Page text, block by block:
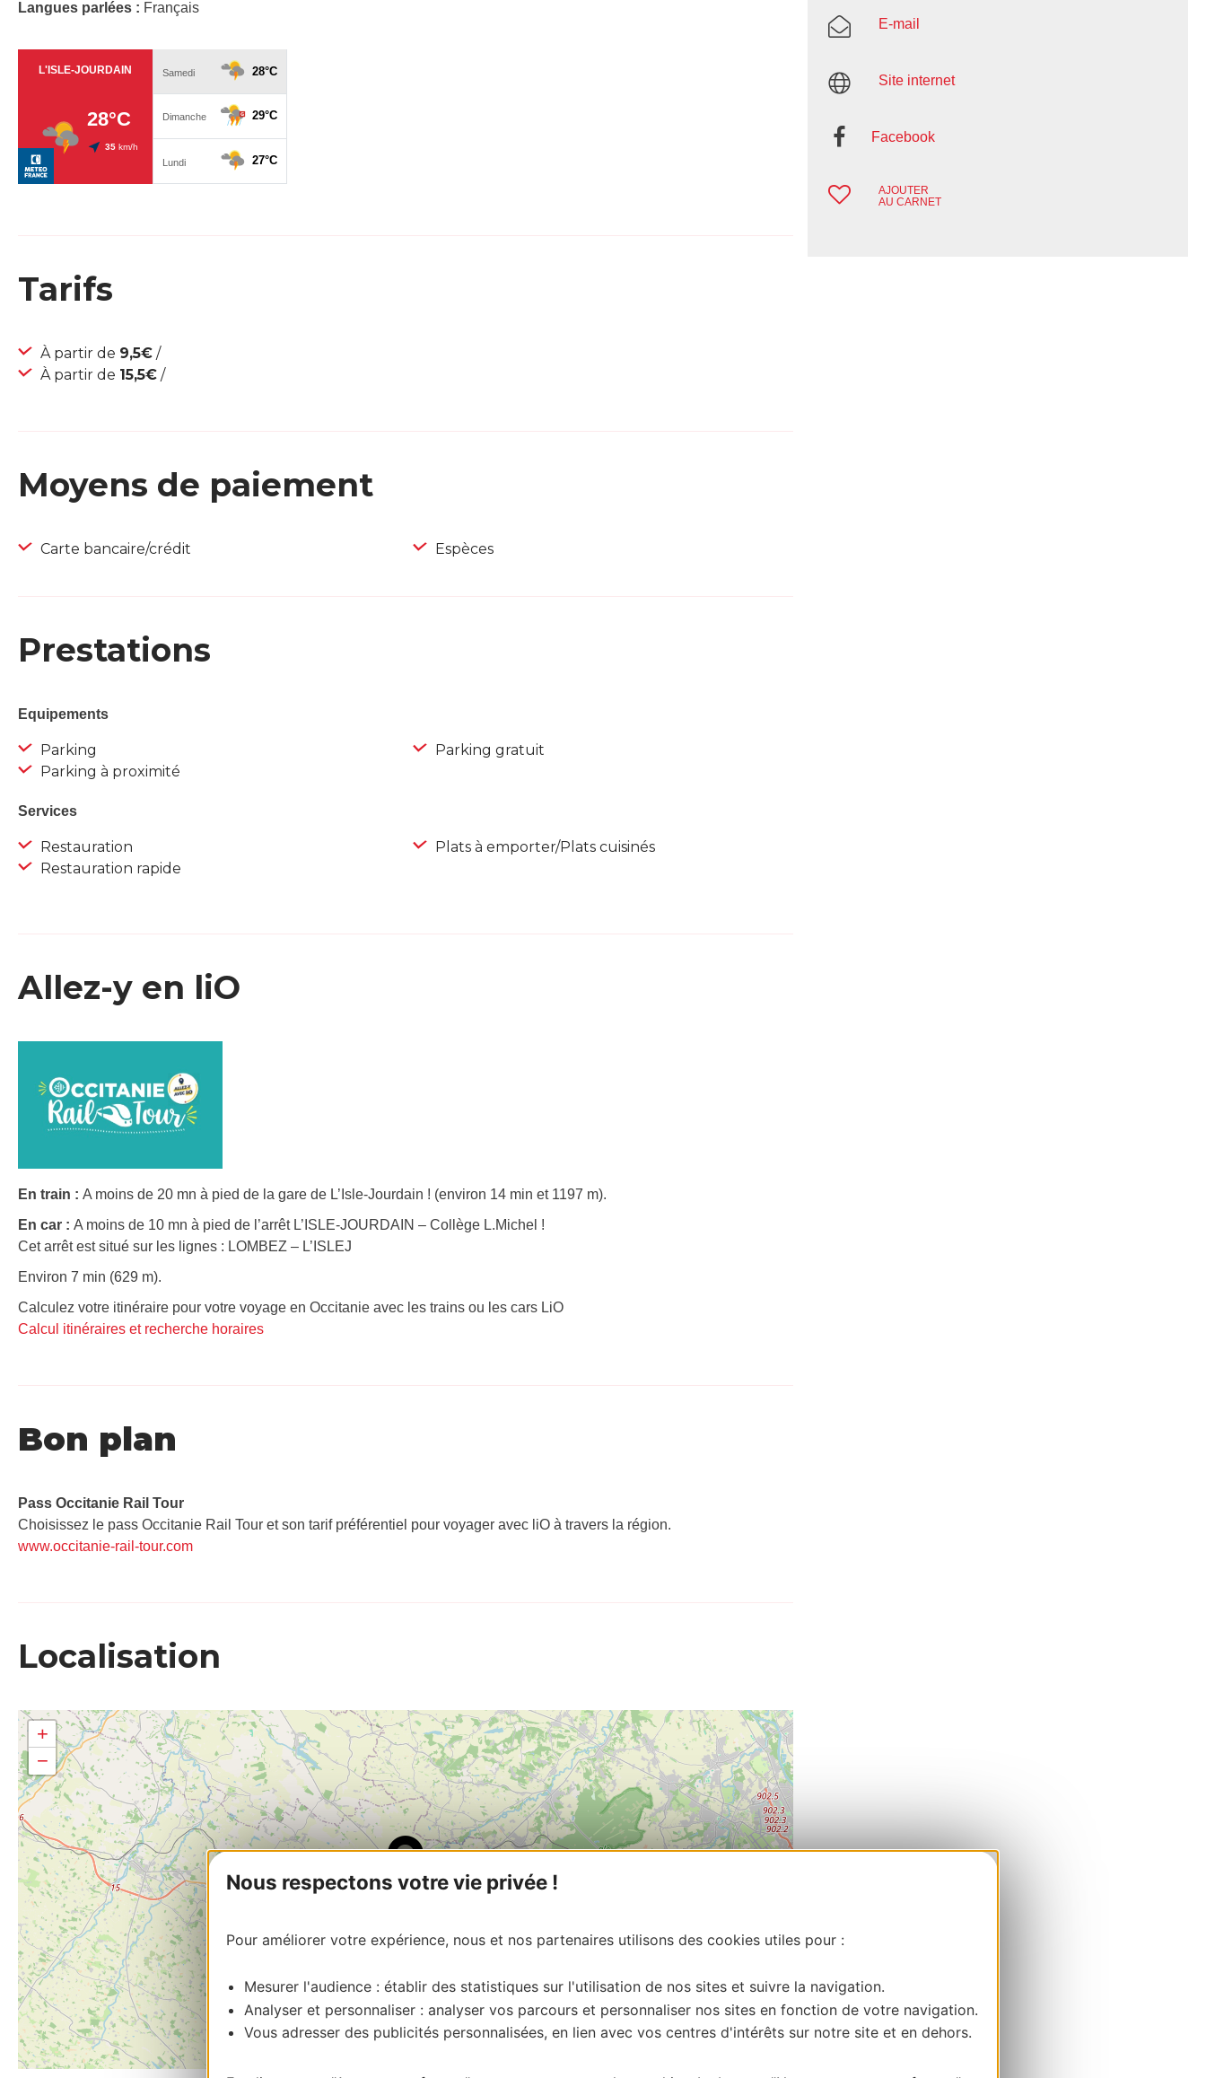
Nous respectons votre vie privée !
Pour améliorer votre expérience, nous et nos partenaires utilisons des cookies utiles pour :
Mesurer l'audience : établir des statistiques sur l'utilisation de nos sites et suivre la navigation.
Analyser et personnaliser : analyser vos parcours et personnaliser nos sites en fonction de votre navigation.
Vous adresser des publicités personnalisées, en lien avec vos centres d'intérêts sur notre site et en dehors.
Langues parlées : Français
Tarifs
À partir de 9,5€ /
À partir de 15,5€ /
Moyens de paiement
Carte bancaire/crédit Espèces
Prestations
Equipements
Parking
Parking à proximité
Parking gratuit
Services
Restauration
Restauration rapide
Plats à emporter/Plats cuisinés
Allez-y en liO
En train : A moins de 20 mn à pied de la gare de L’Isle-Jourdain ! (environ 14 min et 1197 m).
En car : A moins de 10 mn à pied de l’arrêt L’ISLE-JOURDAIN – Collège L.Michel !
Cet arrêt est situé sur les lignes : LOMBEZ – L’ISLEJ
Environ 7 min (629 m).
Calculez votre itinéraire pour votre voyage en Occitanie avec les trains ou les cars LiO
Calcul itinéraires et recherche horaires
Bon plan
Pass Occitanie Rail Tour​
Choisissez le pass Occitanie Rail Tour et son tarif préférentiel pour voyager avec liO à travers la région.
www.occitanie-rail-tour.com
Localisation
+
−
E-mail
Site internet
Facebook
AJOUTER
AU CARNET